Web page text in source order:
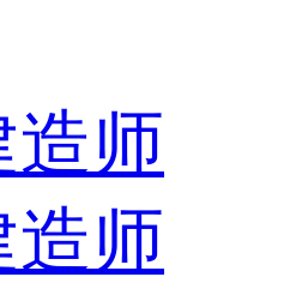
造师
造师